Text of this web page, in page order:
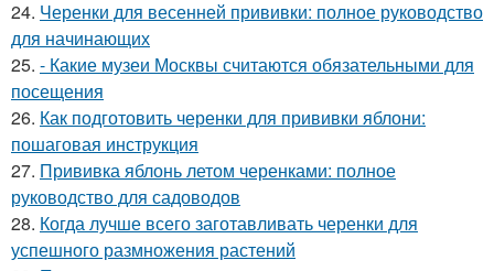
24. Черенки для весенней прививки: полное руководство
для начинающих
25. - Какие музеи Москвы считаются обязательными для
посещения
26. Как подготовить черенки для прививки яблони:
пошаговая инструкция
27. Прививка яблонь летом черенками: полное
руководство для садоводов
28. Когда лучше всего заготавливать черенки для
успешного размножения растений